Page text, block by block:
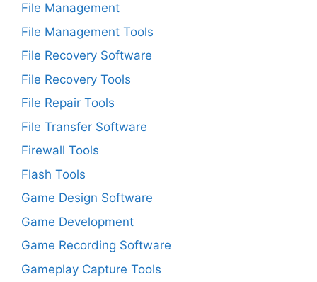
File Management
File Management Tools
File Recovery Software
File Recovery Tools
File Repair Tools
File Transfer Software
Firewall Tools
Flash Tools
Game Design Software
Game Development
Game Recording Software
Gameplay Capture Tools